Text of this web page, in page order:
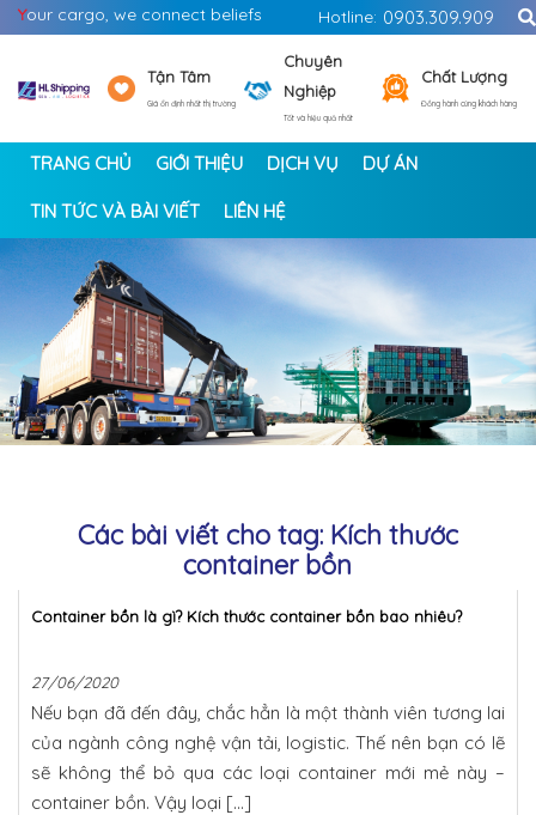
Your cargo, we connect beliefs Hotline: 0903.309.909
Tận Tâm
Giá ổn định nhất thị trường
Chuyên
Nghiệp
Tốt và hiệu quả nhất
Chất Lượng
Đồng hành cùng khách hàng
TRANG CHỦ GIỚI THIỆU DỊCH VỤ DỰ ÁN
TIN TỨC VÀ BÀI VIẾT LIÊN HỆ
< >
Các bài viết cho tag: Kích thước
container bồn
Container bồn là gì? Kích thước container bồn bao nhiêu?
27/06/2020
Nếu bạn đã đến đây, chắc hẳn là một thành viên tương lai
của ngành công nghệ vận tải, logistic. Thế nên bạn có lẽ
sẽ không thể bỏ qua các loại container mới mẻ này –
container bồn. Vậy loại […]